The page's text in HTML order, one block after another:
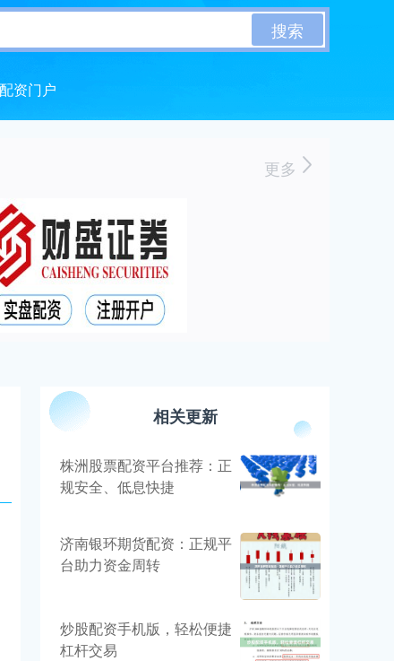
搜索
资门户
更多
相关更新
株洲股票配资平台推荐：正
规安全、低息快捷
济南银环期货配资：正规平
台助力资金周转
炒股配资手机版，轻松便捷
杠杆交易